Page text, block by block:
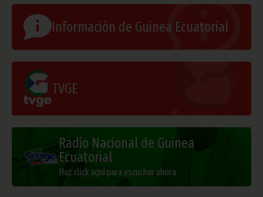
Información de Guinea Ecuatorial
TVGE
Radio Nacional de Guinea
Ecuatorial
Haz click aquí para escuchar ahora